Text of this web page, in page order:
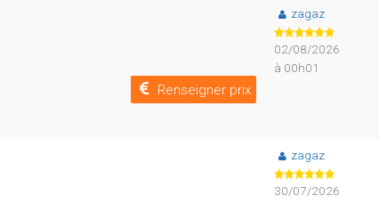
Renseigner prix
zagaz
02/08/2026
à 00h01
zagaz
30/07/2026